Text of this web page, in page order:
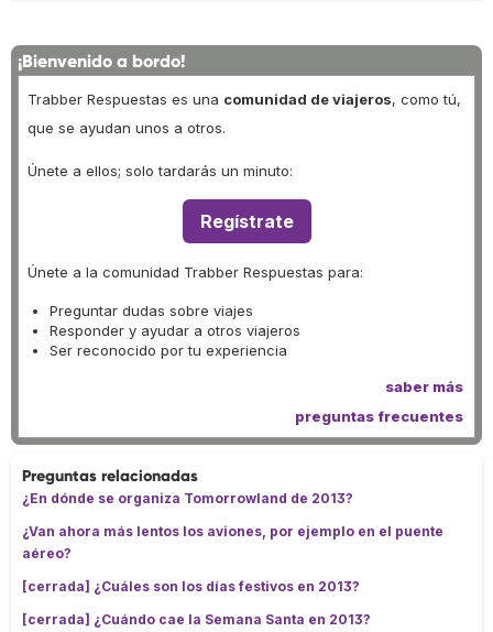
¡Bienvenido a bordo!
Trabber Respuestas es una comunidad de viajeros, como tú,
que se ayudan unos a otros.
Únete a ellos; solo tardarás un minuto:
Regístrate
Únete a la comunidad Trabber Respuestas para:
Preguntar dudas sobre viajes
Responder y ayudar a otros viajeros
Ser reconocido por tu experiencia
saber más
preguntas frecuentes
Preguntas relacionadas
¿En dónde se organiza Tomorrowland de 2013?
¿Van ahora más lentos los aviones, por ejemplo en el puente
aéreo?
[cerrada] ¿Cuáles son los días festivos en 2013?
[cerrada] ¿Cuándo cae la Semana Santa en 2013?